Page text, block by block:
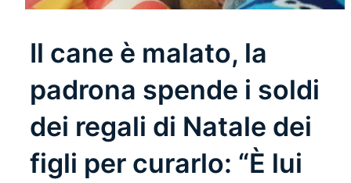
Il cane è malato, la
padrona spende i soldi
dei regali di Natale dei
figli per curarlo: “È lui